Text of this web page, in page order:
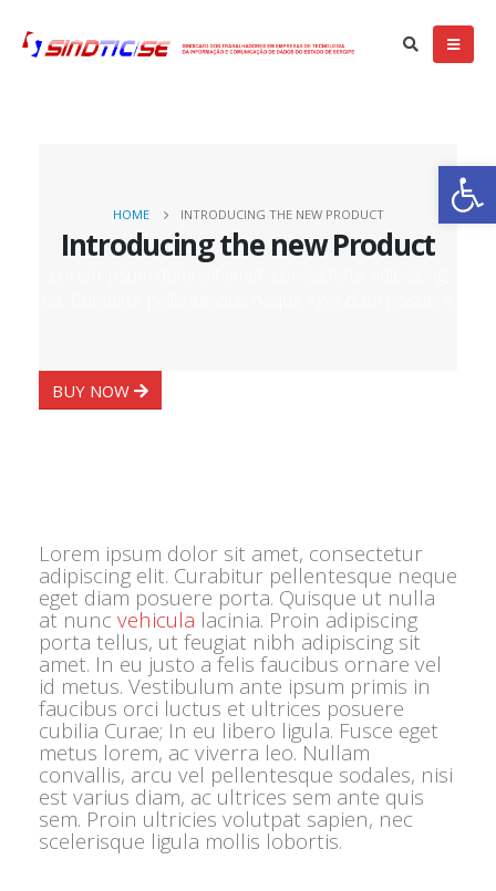
HOME INTRODUCING THE NEW PRODUCT
Introducing the new Product
BUY NOW
Lorem ipsum dolor sit amet, consectetur
adipiscing elit. Curabitur pellentesque neque
eget diam posuere porta. Quisque ut nulla
at nunc vehicula lacinia. Proin adipiscing
porta tellus, ut feugiat nibh adipiscing sit
amet. In eu justo a felis faucibus ornare vel
id metus. Vestibulum ante ipsum primis in
faucibus orci luctus et ultrices posuere
cubilia Curae; In eu libero ligula. Fusce eget
metus lorem, ac viverra leo. Nullam
convallis, arcu vel pellentesque sodales, nisi
est varius diam, ac ultrices sem ante quis
sem. Proin ultricies volutpat sapien, nec
scelerisque ligula mollis lobortis.